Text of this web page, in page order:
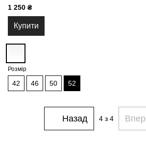
1 250 ₴
Купити
Розмір
42 46 50 52
Назад 4з 4